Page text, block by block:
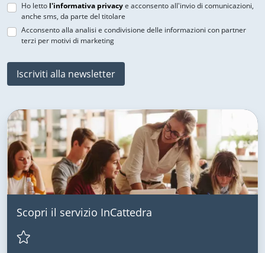
Ho letto l'informativa privacye acconsento all'invio di comunicazioni,
anche sms, da parte del titolare
Acconsento alla analisi e condivisione delle informazioni con partner
terzi per motivi di marketing
Iscriviti alla newsletter
Scopri il servizio InCattedra